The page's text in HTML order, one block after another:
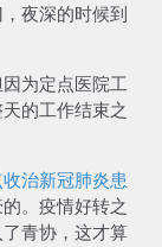
夜深的时候到
为定点医院工
的工作结束之
治新冠肺炎患
的。疫情好转之
青协，这才算